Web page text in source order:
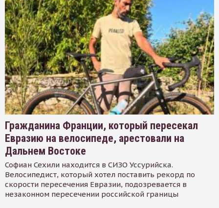
Гражданина Франции, который пересекал
Евразию на велосипеде, арестовали на
Дальнем Востоке
Софиан Сехили находится в СИЗО Уссурийска.
Велосипедист, который хотел поставить рекорд по
скорости пересечения Евразии, подозревается в
незаконном пересечении российской границы